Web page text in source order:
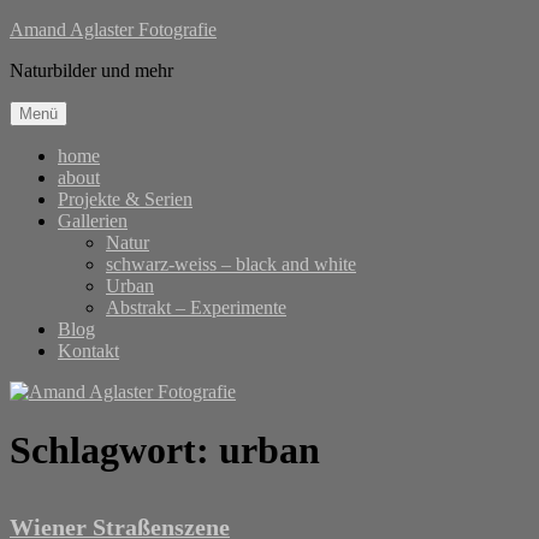
Zum
springen
Amand Aglaster Fotografie
Naturbilder und mehr
Menü
home
about
Projekte & Serien
Gallerien
Natur
schwarz-weiss – black and white
Urban
Abstrakt – Experimente
Blog
Kontakt
Schlagwort: urban
Wiener Straßenszene